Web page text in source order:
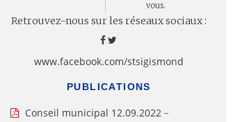
vous.
Retrouvez-nous sur les réseaux sociaux :
www.facebook.com/stsigismond
PUBLICATIONS
Conseil municipal 12.09.2022 -